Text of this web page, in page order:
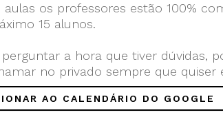
aulas os professores estão 100%
15 alunos.
a hora que tiver dúvidas,
no privado sempre que quiser
AO CALENDÁRIO DO GOOGLE